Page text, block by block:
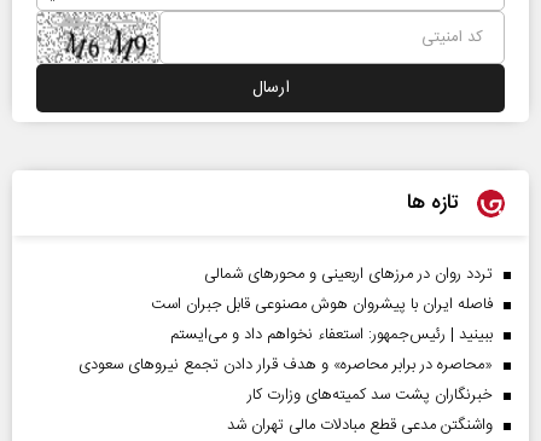
تازه ها
تردد روان در مرزهای اربعینی و محورهای شمالی
فاصله ایران با پیشرو‌ان هوش مصنوعی قابل جبران است
ببینید | رئیس‌جمهور: استعفاء نخواهم داد و می‌ایستم
«محاصره در برابر محاصره» و هدف قرار دادن تجمع نیروهای سعودی
خبرنگاران پشت سد کمیته‌های وزارت کار
واشنگتن مدعی قطع مبادلات مالی تهران شد